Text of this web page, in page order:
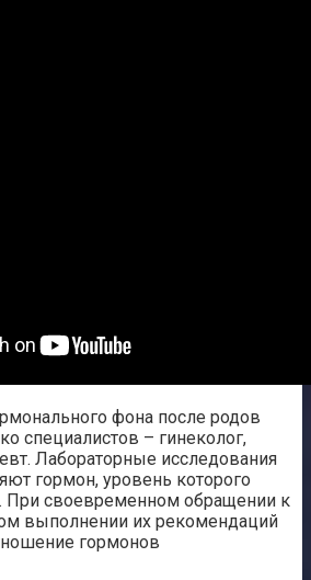
фона после родов
специалистов – гинеколог,
Лабораторные исследования
гормон, уровень которого
При своевременном обращении к
выполнении их рекомендаций
гормонов